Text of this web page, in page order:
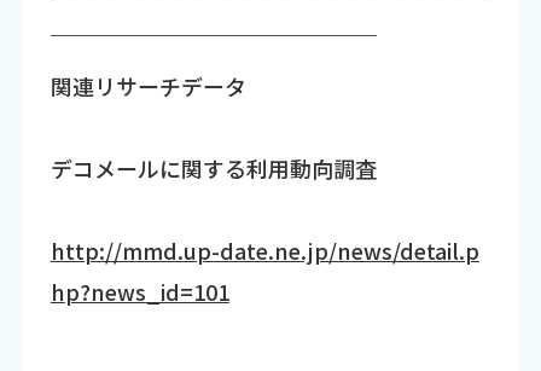
￣￣￣￣￣￣￣￣￣￣￣￣￣￣￣
関連リサーチデータ
デコメールに関する利用動向調査
http://mmd.up-date.ne.jp/news/detail.p
hp?news_id=101